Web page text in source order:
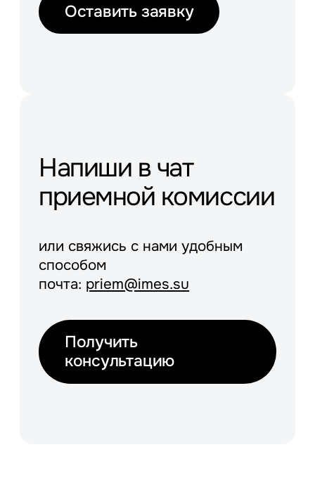
Оставить заявку
Напиши в чат
приемной комиссии
или свяжись с нами удобным
способом
почта: priem@imes.su
Получить
консультацию